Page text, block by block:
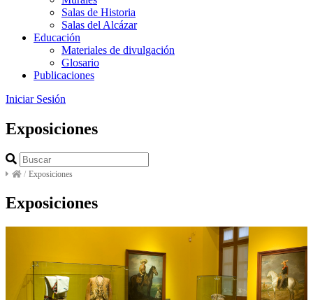
Salas de Historia
Salas del Alcázar
Educación
Materiales de divulgación
Glosario
Publicaciones
Iniciar Sesión
Exposiciones
/ Exposiciones
Exposiciones